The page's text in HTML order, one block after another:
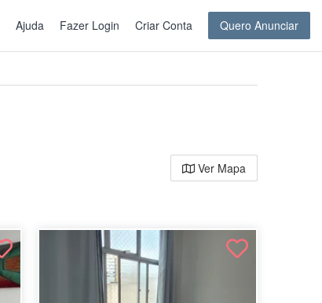
Ajuda Fazer Login Criar Conta Quero Anunciar
Ver Mapa